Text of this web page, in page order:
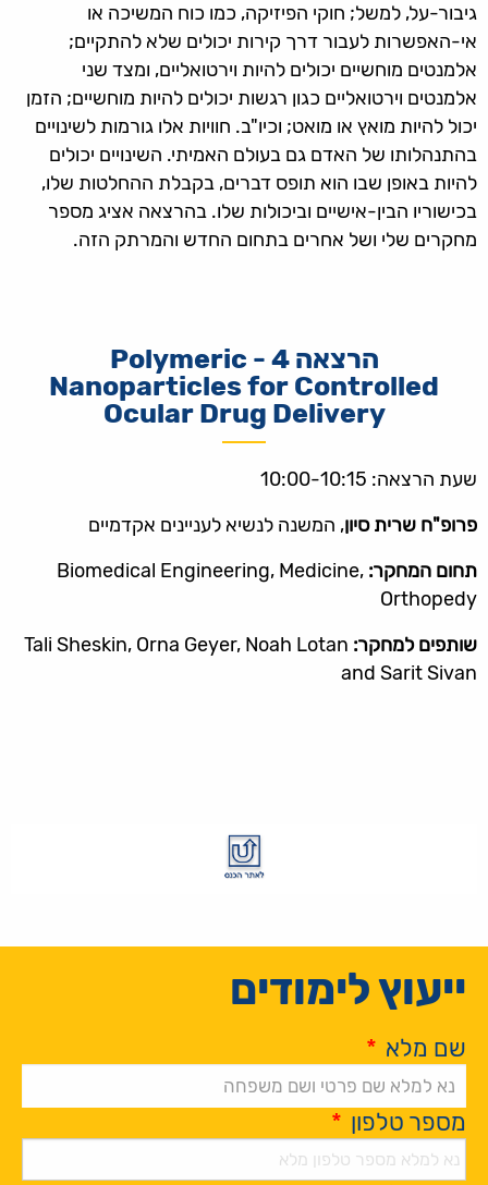
גיבור-על, למשל; חוקי הפיזיקה, כמו כוח המשיכה או
אי-האפשרות לעבור דרך קירות יכולים שלא להתקיים;
אלמנטים מוחשיים יכולים להיות וירטואליים, ומצד שני
אלמנטים וירטואליים כגון רגשות יכולים להיות מוחשיים; הזמן
יכול להיות מואץ או מואט; וכיו"ב. חוויות אלו גורמות לשינויים
בהתנהלותו של האדם גם בעולם האמיתי. השינויים יכולים
להיות באופן שבו הוא תופס דברים, בקבלת ההחלטות שלו,
בכישוריו הבין-אישיים וביכולות שלו. בהרצאה אציג מספר
מחקרים שלי ושל אחרים בתחום החדש והמרתק הזה.
הרצאה 4 - Polymeric
Nanoparticles for Controlled
Ocular Drug Delivery
שעת הרצאה: 10:00-10:15
פרופ"ח שרית סיון, המשנה לנשיא לעניינים אקדמיים
תחום המחקר: Biomedical Engineering, Medicine,
Orthopedy
שותפים למחקר: Tali Sheskin, Orna Geyer, Noah Lotan
and Sarit Sivan
ייעוץ לימודים
שם מלא *
מספר טלפון *